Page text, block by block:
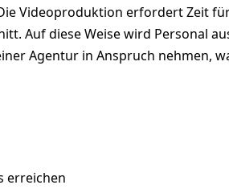
Videoproduktion erfordert Zeit
Auf diese Weise wird Personal
Agentur in Anspruch nehmen,
erreichen